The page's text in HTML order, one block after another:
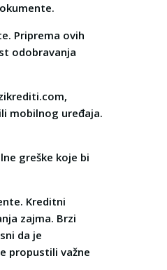
Priprema ovih
odobravanja
mobilnog uređaja.
greške koje bi
Kreditni
zajma. Brzi
da je
propustili važne